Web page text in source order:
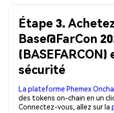
Étape 3.
Base@FarCon
sécurité
La plateforme Phemex
des tokens on-chain en un
Connectez-vous, allez sur la